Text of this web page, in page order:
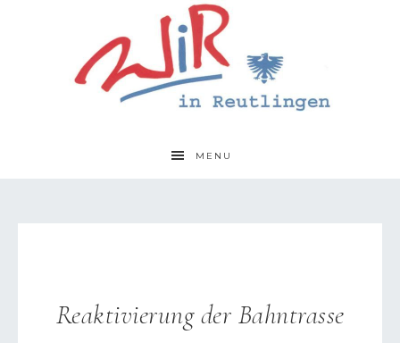
MENU
Reaktivierung der Bahntrasse